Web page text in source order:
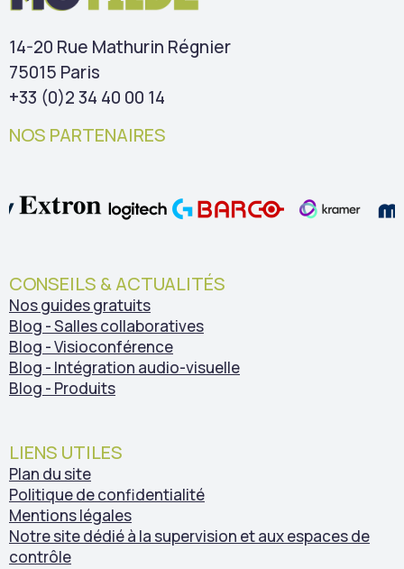
14-20 Rue Mathurin Régnier
75015 Paris
+33 (0)2 34 40 00 14
NOS PARTENAIRES
CONSEILS & ACTUALITÉS
Nos guides gratuits
Blog - Salles collaboratives
Blog - Visioconférence
Blog - Intégration audio-visuelle
Blog - Produits
LIENS UTILES
Plan du site
Politique de confidentialité
Mentions légales
Notre site dédié à la supervision et aux espaces de
contrôle